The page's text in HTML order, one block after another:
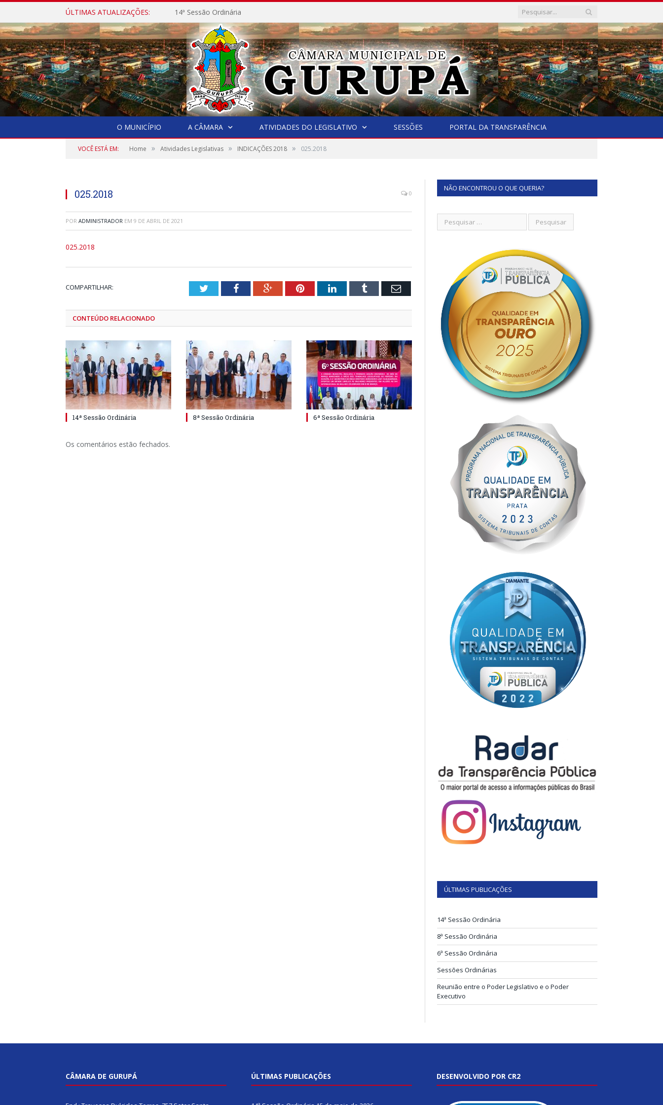
ÚLTIMAS ATUALIZAÇÕES: 14ª Sessão Ordinária
O MUNICÍPIO A CÂMARA ATIVIDADES DO LEGISLATIVO SESSÕES PORTAL DA TRANSPARÊNCIA
VOCÊ ESTÁ EM: Home » Atividades Legislativas » INDICAÇÕES 2018 » 025.2018
025.2018 0
POR ADMINISTRADOR EM 9 DE ABRIL DE 2021
025.2018
COMPARTILHAR: TwitterFacebookGoogle+PinterestLinkedInTumblr Email
CONTEÚDO RELACIONADO
14ª Sessão Ordinária 8ª Sessão Ordinária 6ª Sessão Ordinária
Os comentários estão fechados.
NÃO ENCONTROU O QUE QUERIA?
ÚLTIMAS PUBLICAÇÕES
14ª Sessão Ordinária
8ª Sessão Ordinária
6ª Sessão Ordinária
Sessões Ordinárias
Reunião entre o Poder Legislativo e o Poder
Executivo
CÂMARA DE GURUPÁ ÚLTIMAS PUBLICAÇÕES DESENVOLVIDO POR CR2